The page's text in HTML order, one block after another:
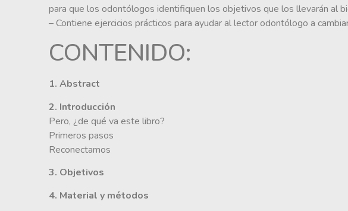
para que los odontólogos identifiquen los objetivos que los llevarán al
– Contiene ejercicios prácticos para ayudar al lector odontólogo a
CONTENIDO:
1. Abstract
2. Introducción
Pero, ¿de qué va este libro?
Primeros pasos
Reconectamos
3. Objetivos
4. Material y métodos